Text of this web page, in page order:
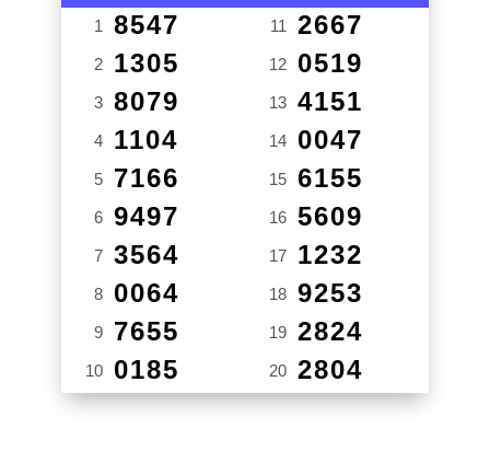
1 8547
2 1305
3 8079
4 1104
5 7166
6 9497
7 3564
8 0064
9 7655
10 0185
11 2667
12 0519
13 4151
14 0047
15 6155
16 5609
17 1232
18 9253
19 2824
20 2804